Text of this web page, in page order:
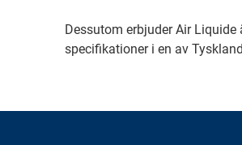
Dessutom erbjuder Air
specifikationer i en av